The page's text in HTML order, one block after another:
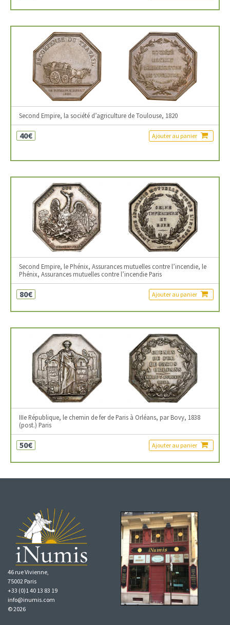
Second Empire, la société d’agriculture de Toulouse, 1820
40€ Ajouter au panier
Second Empire, le Phénix, Assurances mutuelles contre l’incendie, le
Phénix, Assurances mutuelles contre l’incendie Paris
80€ Ajouter au panier
IIIe République, le chemin de fer de Paris à Orléans, par Bovy, 1838
(post.) Paris
50€ Ajouter au panier
46 rue Vivienne,
75002 Paris
+33 (0)1 40 13 83 19
info@inumis.com
© 2026